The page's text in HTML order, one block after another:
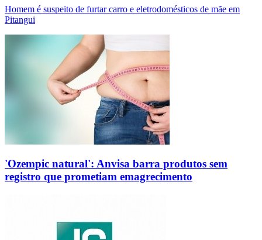
Homem é suspeito de furtar carro e eletrodomésticos de mãe em
Pitangui
'Ozempic natural': Anvisa barra produtos sem
registro que prometiam emagrecimento